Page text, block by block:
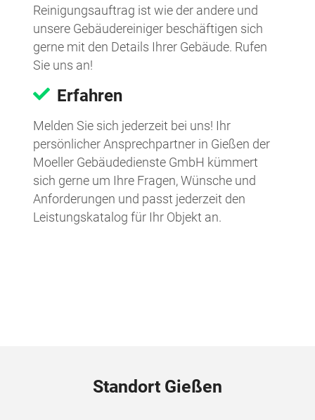
Reinigungsauftrag ist wie der andere und
unsere Gebäudereiniger beschäftigen sich
gerne mit den Details Ihrer Gebäude. Rufen
Sie uns an!
Erfahren
Melden Sie sich jederzeit bei uns! Ihr
persönlicher Ansprechpartner in Gießen der
Moeller Gebäudedienste GmbH kümmert
sich gerne um Ihre Fragen, Wünsche und
Anforderungen und passt jederzeit den
Leistungskatalog für Ihr Objekt an.
Standort Gießen